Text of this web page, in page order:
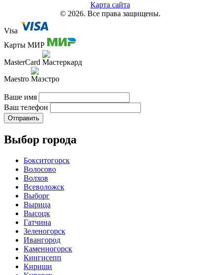
Карта сайта
© 2026. Все права защищены.
Visa
Карты МИР
MasterCard
Maestro
Ваше имя
Ваш телефон
Отправить
Выбор города
Бокситогорск
Волосово
Волхов
Всеволожск
Выборг
Вырица
Высоцк
Гатчина
Зеленогорск
Ивангород
Каменногорск
Кингисепп
Кириши